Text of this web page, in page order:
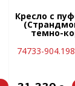
Кресло с
темно-
74733-